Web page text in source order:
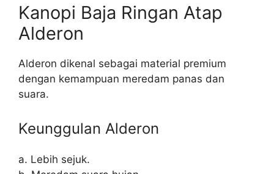
Kanopi Baja Ringan Atap
Alderon
Alderon dikenal sebagai material premium
dengan kemampuan meredam panas dan
suara.
Keunggulan Alderon
a. Lebih sejuk.